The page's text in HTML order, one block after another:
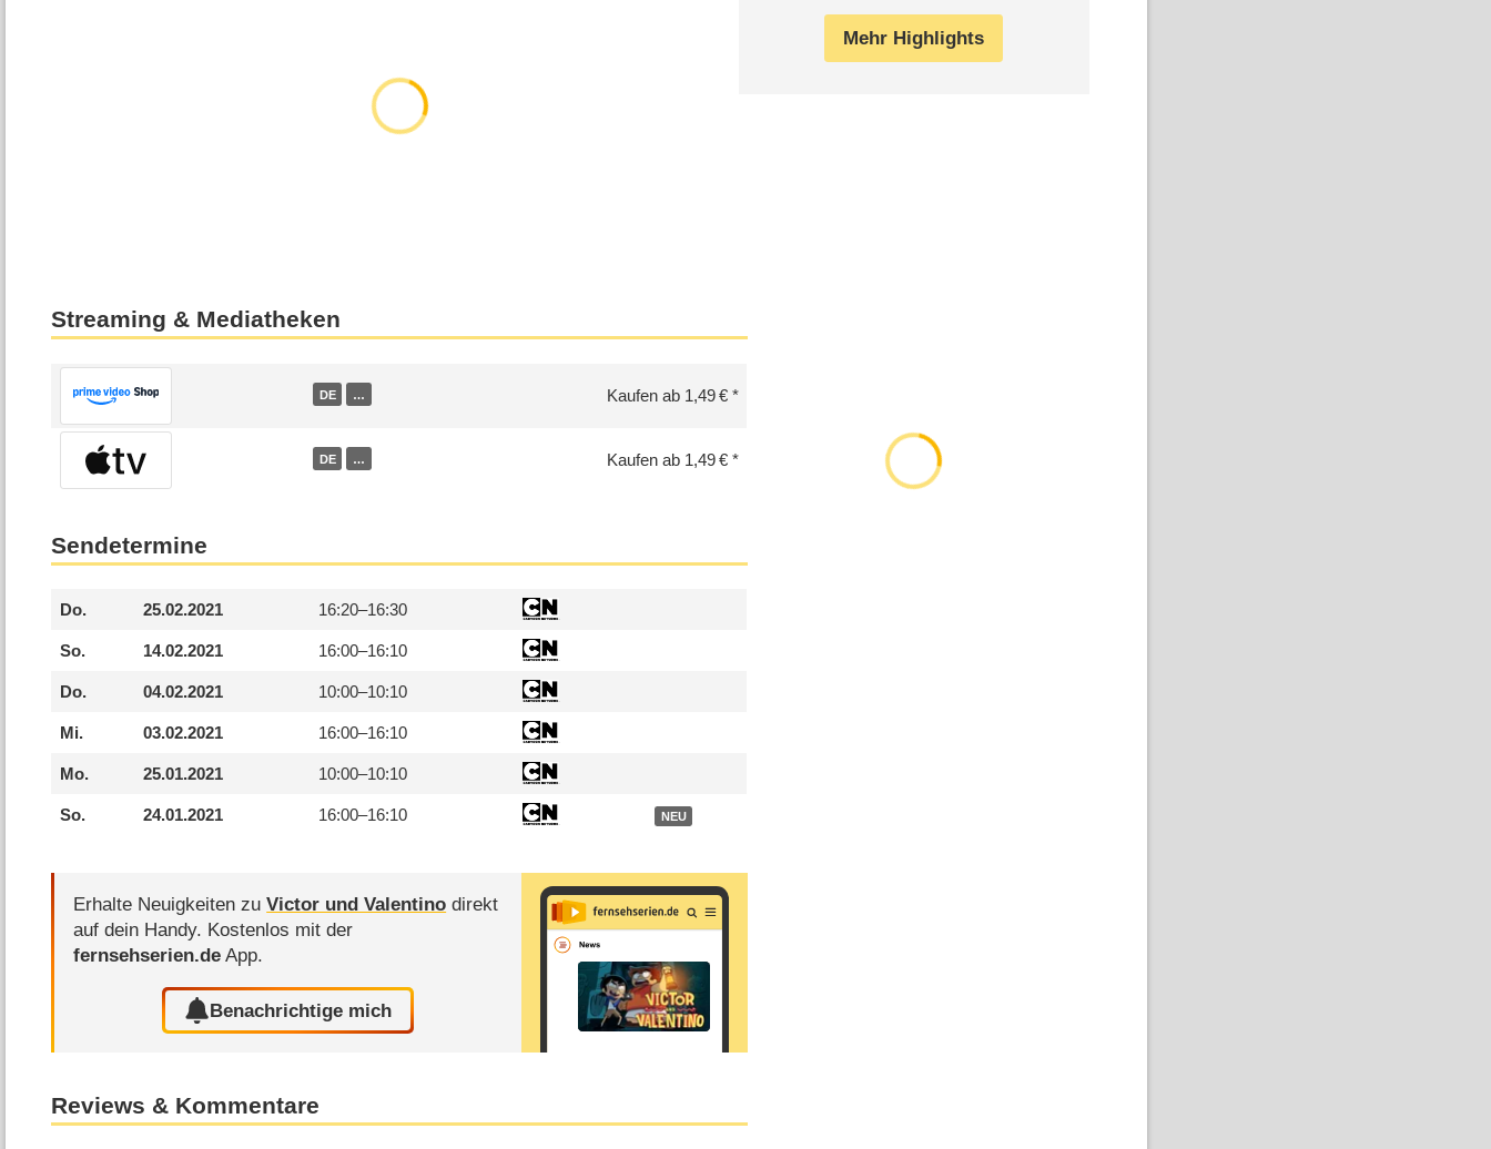
Streaming & Mediatheken
DE … Kaufen ab 1,49 €
DE … Kaufen ab 1,49 €
Sendetermine
Do. 25.02.2021 16:20–16:30
So. 14.02.2021 16:00–16:10
Do. 04.02.2021 10:00–10:10
Mi. 03.02.2021 16:00–16:10
Mo. 25.01.2021 10:00–10:10
So. 24.01.2021 16:00–16:10 NEU
Erhalte Neuigkeiten zuVictor und Valentino direkt
auf dein Handy. Kostenlos mit der
fernsehserien.de App.
Benachrichtige mich
Reviews & Kommentare
Mehr Highlights